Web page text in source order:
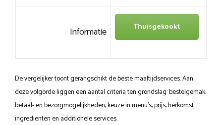
Informatie Thuisgekookt
De vergelijker toont gerangschikt de beste maaltijdservices. Aan
deze volgorde liggen een aantal criteria ten grondslag: bestelgemak,
betaal- en bezorgmogelijkheden, keuze in menu’s, prijs, herkomst
ingrediënten en additionele services.